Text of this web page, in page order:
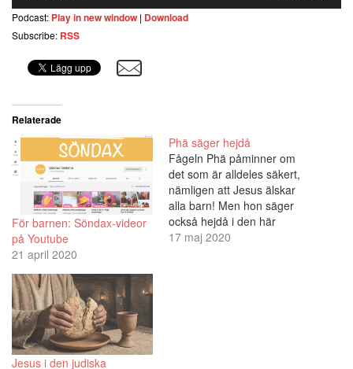
Podcast: Play in new window | Download
Subscribe: RSS
Relaterade
För barnen: Söndax-videor
på Youtube
21 april 2020
Phä säger hejdå
Fågeln Phä påminner om
det som är alldeles säkert,
nämligen att Jesus älskar
alla barn! Men hon säger
också hejdå i den här
sjunde och sista videon för
17 maj 2020
Jesus i den judiska